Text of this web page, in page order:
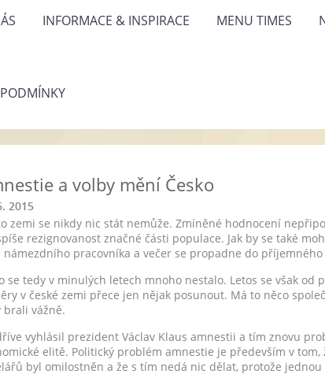
INFORMACE & INSPIRACE MENU TIMES
a volby mění Česko
2015
zemi se nikdy nic stát nemůže. Zmíněné hodnocení
rezignovanost značné části populace. Jak by se také
námezdního pracovníka a večer se propadne do
se tedy v minulých letech mnoho nestalo. Letos se však
v české zemi přece jen nějak posunout. Má to něco
brali vážně.
vyhlásil prezident Václav Klaus amnestii a tím znovu
elitě. Politický problém amnestie je především v
byl omilostněn a že s tím nedá nic dělat, protože